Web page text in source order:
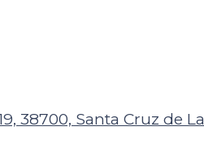
38700, Santa Cruz de La